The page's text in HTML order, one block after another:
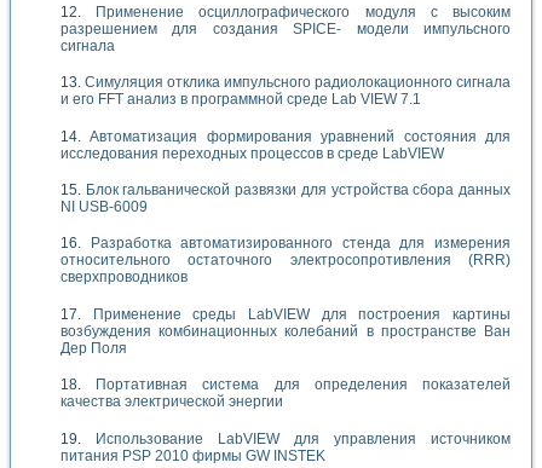
Применение осциллографического модуля с высоким
разрешением для создания SPICE- модели импульсного
сигнала
Симуляция отклика импульсного радиолокационного сигнала
и его FFT анализ в программной среде Lab VIEW 7.1
Автоматизация формирования уравнений состояния для
исследования переходных процессов в среде LabVIEW
Блок гальванической развязки для устройства сбора данных
NI USB-6009
Разработка автоматизированного стенда для измерения
относительного остаточного электросопротивления (RRR)
сверхпроводников
Применение среды LabVIEW для построения картины
возбуждения комбинационных колебаний в пространстве Ван
Дер Поля
Портативная система для определения показателей
качества электрической энергии
Использование LabVIEW для управления источником
питания PSP 2010 фирмы GW INSTEK